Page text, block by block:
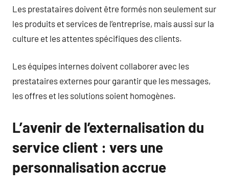
Les prestataires doivent être formés non seulement sur
les produits et services de l’entreprise, mais aussi sur la
culture et les attentes spécifiques des clients.
Les équipes internes doivent collaborer avec les
prestataires externes pour garantir que les messages,
les offres et les solutions soient homogènes.
L’avenir de l’externalisation du
service client : vers une
personnalisation accrue